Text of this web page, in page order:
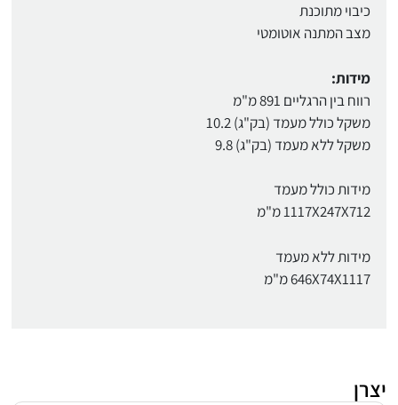
כיבוי מתוכנת
מצב המתנה אוטומטי
מידות:
רווח בין הרגליים 891 מ"מ
משקל כולל מעמד (בק"ג) 10.2
משקל ללא מעמד (בק"ג) 9.8
מידות כולל מעמד
1117X247X712 מ"מ
מידות ללא מעמד
646X74X1117 מ"מ
יצרן